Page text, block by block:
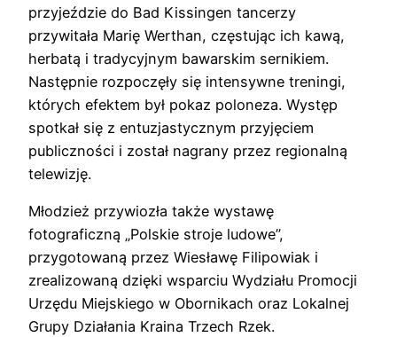
przyjeździe do Bad Kissingen tancerzy
przywitała Marię Werthan, częstując ich kawą,
herbatą i tradycyjnym bawarskim sernikiem.
Następnie rozpoczęły się intensywne treningi,
których efektem był pokaz poloneza. Występ
spotkał się z entuzjastycznym przyjęciem
publiczności i został nagrany przez regionalną
telewizję.
Młodzież przywiozła także wystawę
fotograficzną „Polskie stroje ludowe”,
przygotowaną przez Wiesławę Filipowiak i
zrealizowaną dzięki wsparciu Wydziału Promocji
Urzędu Miejskiego w Obornikach oraz Lokalnej
Grupy Działania Kraina Trzech Rzek.